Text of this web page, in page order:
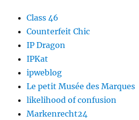
Class 46
Counterfeit Chic
IP Dragon
IPKat
ipweblog
Le petit Musée des Marques
likelihood of confusion
Markenrecht24